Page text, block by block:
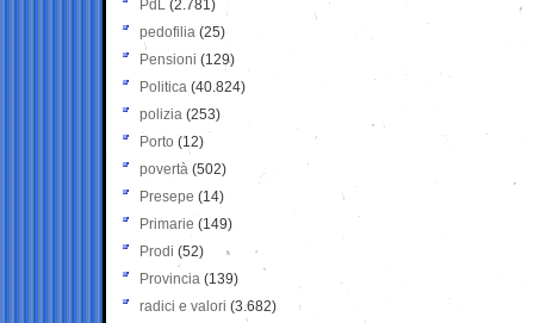
PdL (2.781)
pedofilia (25)
Pensioni (129)
Politica (40.824)
polizia (253)
Porto (12)
povertà (502)
Presepe (14)
Primarie (149)
Prodi (52)
Provincia (139)
radici e valori (3.682)